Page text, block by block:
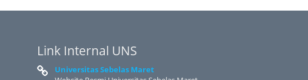
Link Internal UNS
Universitas Sebelas Maret